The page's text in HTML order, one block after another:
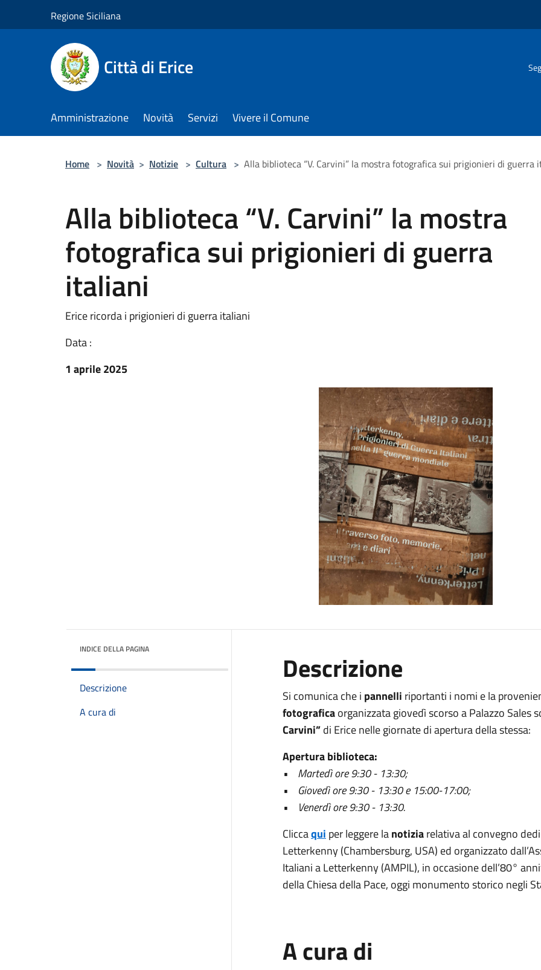
Regione Siciliana
Città di Erice
Amministrazione Novità Servizi Vivere il Comune
Home > Novità > Notizie > Cultura > Alla biblioteca “V. Carvini” la mostra fotografica sui prigionieri di guerra
Alla biblioteca “V. Carvini” la mostra
fotografica sui prigionieri di guerra
italiani
Erice ricorda i prigionieri di guerra italiani
Data :
1 aprile 2025
INDICE DELLA PAGINA
Descrizione
A cura di
Descrizione
Si comunica che i pannelli riportanti i nomi e la
fotograficaorganizzata giovedì scorso a Palazzo Sales
Carvini”di Erice nelle giornate di apertura della stessa:
Apertura biblioteca:
• Martedì ore 9:30 - 13:30;
• Giovedì ore 9:30 - 13:30 e 15:00-17:00;
• Venerdì ore 9:30 - 13:30.
Cliccaqui per leggere lanotiziarelativa al convegno
Letterkenny (Chambersburg, USA) ed organizzato
Italiani a Letterkenny (AMPIL), in occasione dell’80°
della Chiesa della Pace, oggi monumento storico negli
A cura di